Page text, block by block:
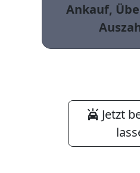
Ankauf,
Jetzt